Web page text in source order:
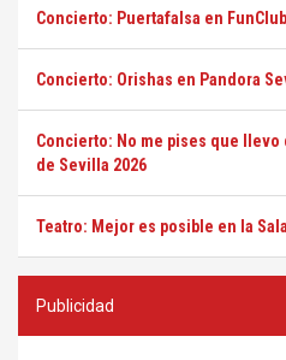
Concierto: Puertafalsa en
Concierto: Orishas en Pandora
Concierto: No me pises que
de Sevilla 2026
Teatro: Mejor es posible en la
Publicidad